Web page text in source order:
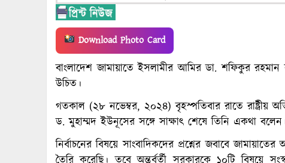
Download Photo Card
বাংলাদেশ জামায়াতে ইসলামীর আমির ডা. শফিকুর রহমান
উচিত।
গতকাল (২৮ নভেম্বর, ২০২৪) বৃহস্পতিবার রাতে রাষ্ট্রীয়
ড. মুহাম্মদ ইউনূসের সঙ্গে সাক্ষাৎ শেষে তিনি একথা
নির্বাচনের বিষয়ে সাংবাদিকদের প্রশ্নের জবাবে